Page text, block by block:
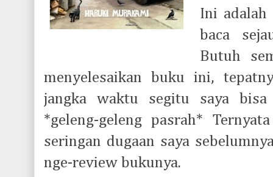
Ini adalah
baca
Butuh
menyelesaikan buku ini,
jangka waktu segitu saya
*geleng-geleng pasrah*
seringan dugaan saya
nge-review bukunya.